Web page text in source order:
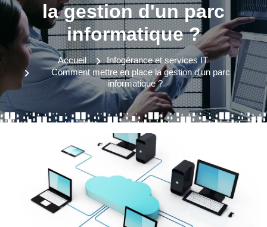
la gestion d'un parc
informatique ?
Accueil
Infogérance et services IT
Comment mettre en place la gestion d'un parc
informatique ?